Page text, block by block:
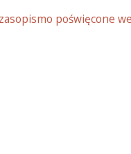
poświęcone